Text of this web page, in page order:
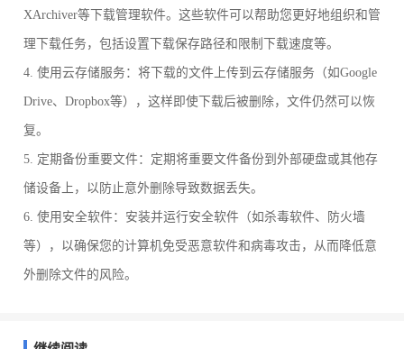
XArchiver等下载管理软件。这些软件可以帮助您更好地组织和管
理下载任务，包括设置下载保存路径和限制下载速度等。
4. 使用云存储服务：将下载的文件上传到云存储服务（如Google
Drive、Dropbox等），这样即使下载后被删除，文件仍然可以恢
复。
5. 定期备份重要文件：定期将重要文件备份到外部硬盘或其他存
储设备上，以防止意外删除导致数据丢失。
6. 使用安全软件：安装并运行安全软件（如杀毒软件、防火墙
等），以确保您的计算机免受恶意软件和病毒攻击，从而降低意
外删除文件的风险。